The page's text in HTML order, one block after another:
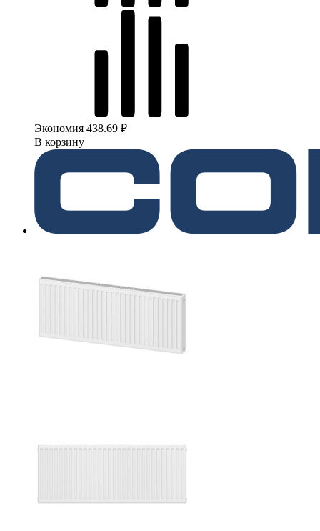
Экономия 438.69 ₽
В корзину